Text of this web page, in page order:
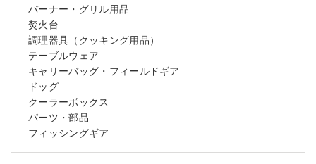
バーナー・グリル用品
焚火台
調理器具（クッキング用品）
テーブルウェア
キャリーバッグ・フィールドギア
ドッグ
クーラーボックス
パーツ・部品
フィッシングギア